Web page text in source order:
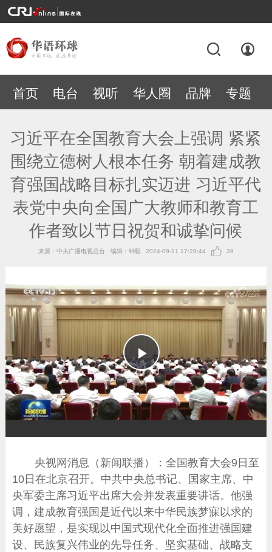
首页 电台 视听 华人圈 品牌 专题
习近平在全国教育大会上强调 紧紧
围绕立德树人根本任务 朝着建成教
育强国战略目标扎实迈进 习近平代
表党中央向全国广大教师和教育工
作者致以节日祝贺和诚挚问候
来源：中央广播电视总台 编辑：钟毅 2024-09-11 17:28:44 39
播
放
央视网消息（新闻联播）：全国教育大会9日至
10日在北京召开。中共中央总书记、国家主席、中
央军委主席习近平出席大会并发表重要讲话。他强
调，建成教育强国是近代以来中华民族梦寐以求的
美好愿望，是实现以中国式现代化全面推进强国建
设、民族复兴伟业的先导任务、坚实基础、战略支